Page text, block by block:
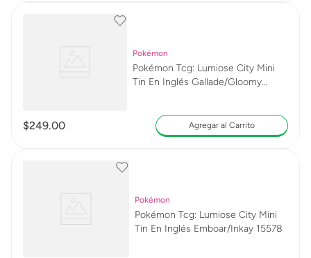
Pokémon
Pokémon Tcg: Lumiose City Mini
Tin En Inglés Gallade/Gloomy
$249.00 Agregar al Carrito
Pokémon
Pokémon Tcg: Lumiose City Mini
Tin En Inglés Emboar/Inkay 15578